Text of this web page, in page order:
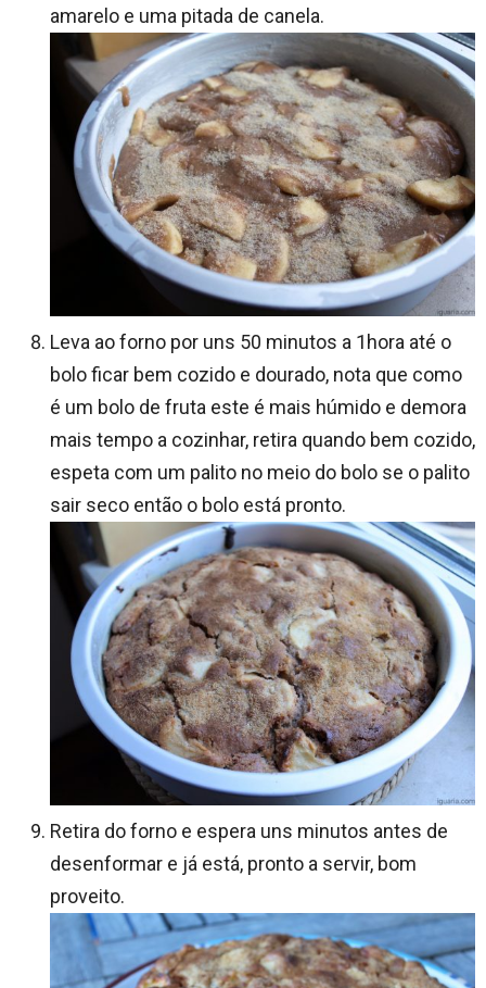
amarelo e uma pitada de canela.
Leva ao forno por uns 50 minutos a 1hora até o
bolo ficar bem cozido e dourado, nota que como
é um bolo de fruta este é mais húmido e demora
mais tempo a cozinhar, retira quando bem cozido,
espeta com um palito no meio do bolo se o palito
sair seco então o bolo está pronto.
Retira do forno e espera uns minutos antes de
desenformar e já está, pronto a servir, bom
proveito.